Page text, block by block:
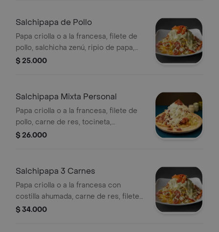
Salchipapa de Pollo
Papa criolla o a la francesa, filete de
pollo, salchicha zenú, ripio de papa,
tocineta y lechuga.
$ 25.000
Salchipapa Mixta Personal
Papa criolla o a la francesa, filete de
pollo, carne de res, tocineta,
salchicha zenú, lechuga y queso
$ 26.000
Salchipapa 3 Carnes
Papa criolla o a la francesa con
costilla ahumada, carne de res, filete
de pollo, salchicha zenú, ripio de
$ 34.000